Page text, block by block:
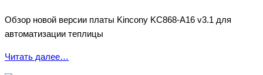
Обзор новой версии платы Kincony KC868-A16 v3.1 для
автоматизации теплицы
Читать далее…